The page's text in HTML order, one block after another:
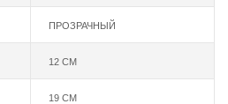
ПРОЗРАЧНЫЙ
12 СМ
19 СМ